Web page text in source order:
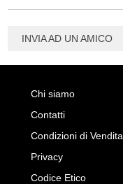
INVIA AD UN AMICO
Chi siamo
Contatti
Condizioni di Vendita
Privacy
Codice Etico